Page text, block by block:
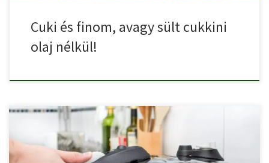
Cuki és finom, avagy sült cukkini
olaj nélkül!